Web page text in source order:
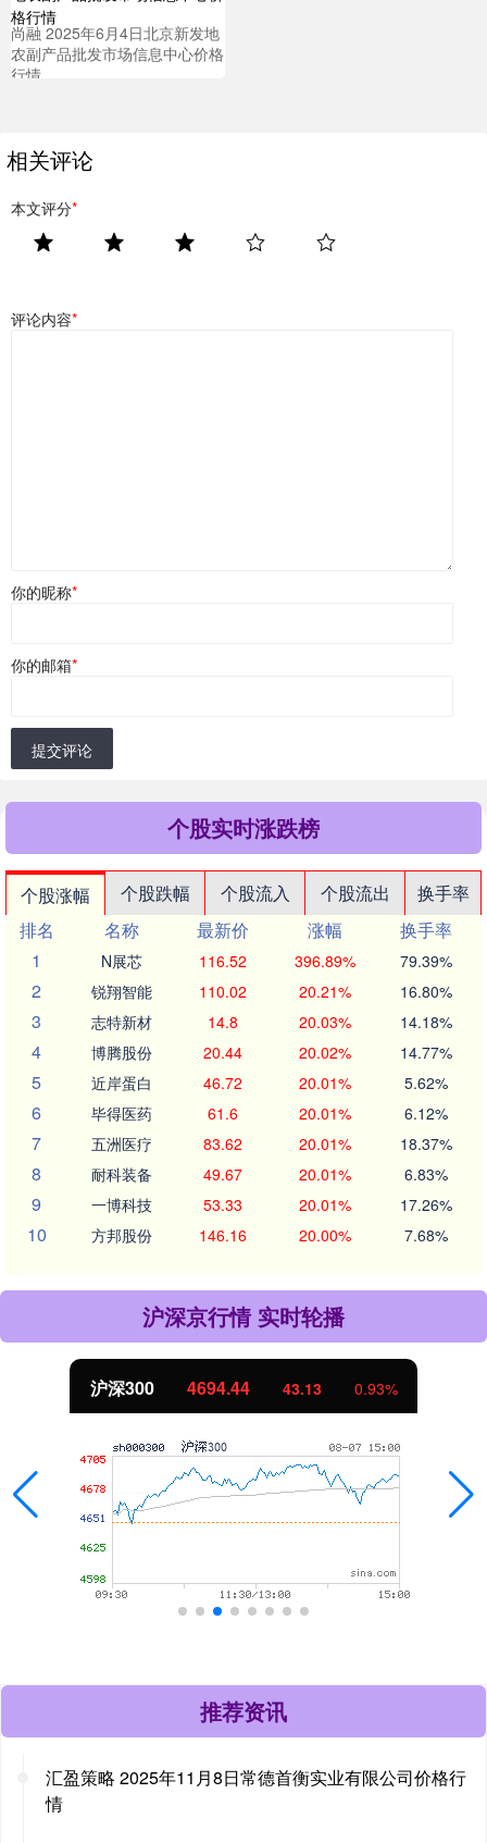
尚融 2025年6月4日北京新发地
农副产品批发市场信息中心价格
行情
相关评论
本文评分*
评论内容*
你的昵称*
你的邮箱*
提交评论
个股实时涨跌榜
个股涨幅 个股跌幅 个股流入 个股流出
换手率
排名
名称 最新价 涨幅
换手率
1
N展芯 116.52 396.89% 79.39%
2 锐翔智能 110.02 20.21% 16.80%
3 志特新材 14.8 20.03% 14.18%
4 博腾股份 20.44 20.02% 14.77%
5 近岸蛋白 46.72 20.01% 5.62%
6 毕得医药 61.6 20.01% 6.12%
7 五洲医疗 83.62 20.01% 18.37%
8 耐科装备 49.67 20.01% 6.83%
9 一博科技 53.33 20.01% 17.26%
10 方邦股份 146.16 20.00% 7.68%
沪深京行情 实时轮播
沪深300 4694.44 43.13 0.93%
推荐资讯
汇盈策略 2025年11月8日常德首衡实业有限公司价格行
情